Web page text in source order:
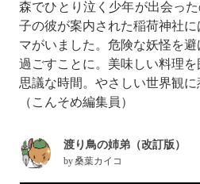
森でひとり泣く少年が出会っ
子の彼が案内された稲荷神社
マがいました。危険な妖怪を
過ごすことに。美味しい料理
思議な時間。やさしい世界観に
（こんそめ編集員）
渡り鳥の姉弟（改訂版）
by桑葉カイコ